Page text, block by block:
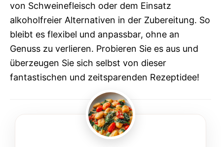
von Schweinefleisch oder dem Einsatz
alkoholfreier Alternativen in der Zubereitung. So
bleibt es flexibel und anpassbar, ohne an
Genuss zu verlieren. Probieren Sie es aus und
überzeugen Sie sich selbst von dieser
fantastischen und zeitsparenden Rezeptidee!